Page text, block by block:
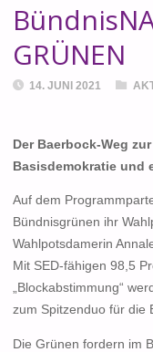
GRÜNEN
14. JUNI 2021
Der Baerbock-Weg
Basisdemokratie und
Auf dem
Bündnisgrünen ihr
Wahlpotsdamerin
Mit SED-fähigen 98,5
„Blockabstimmung“
zum Spitzenduo für die
Die Grünen fordern im